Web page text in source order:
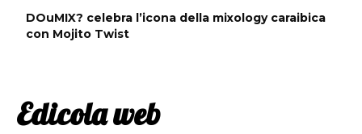
DOuMIX? celebra l’icona della mixology caraibica
con Mojito Twist
Edicola web